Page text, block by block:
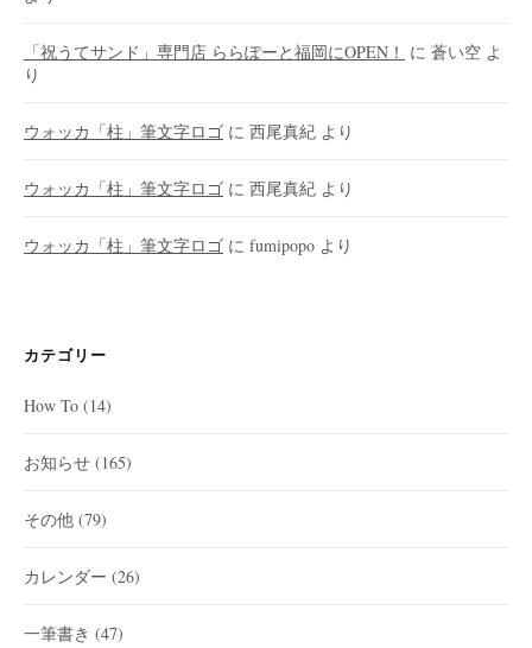
「祝うてサンド」専門店 ららぽーと福岡にOPEN！ に 蒼い空 よ
り
ウォッカ「柱」筆文字ロゴ に 西尾真紀 より
ウォッカ「柱」筆文字ロゴ に 西尾真紀 より
ウォッカ「柱」筆文字ロゴ に fumipopo より
カテゴリー
How To (14)
お知らせ (165)
その他 (79)
カレンダー (26)
一筆書き (47)